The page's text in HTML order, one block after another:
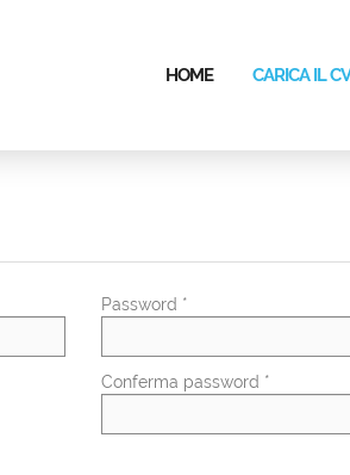
HOME CARICA IL CV
Password *
Conferma password *